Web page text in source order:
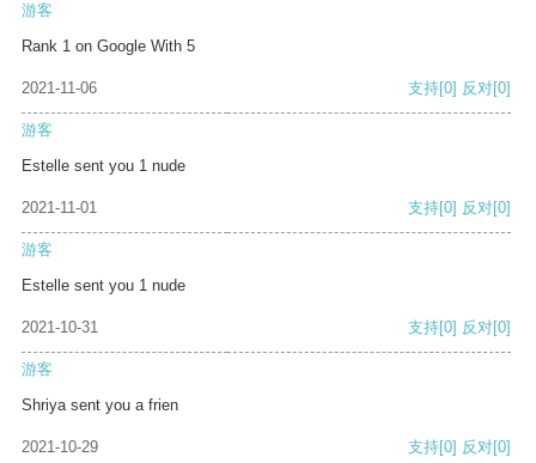
游客
Rank 1 on Google With 5
2021-11-06 支持[0] 反对[0]
游客
Estelle sent you 1 nude
2021-11-01 支持[0] 反对[0]
游客
Estelle sent you 1 nude
2021-10-31 支持[0] 反对[0]
游客
Shriya sent you a frien
2021-10-29 支持[0] 反对[0]